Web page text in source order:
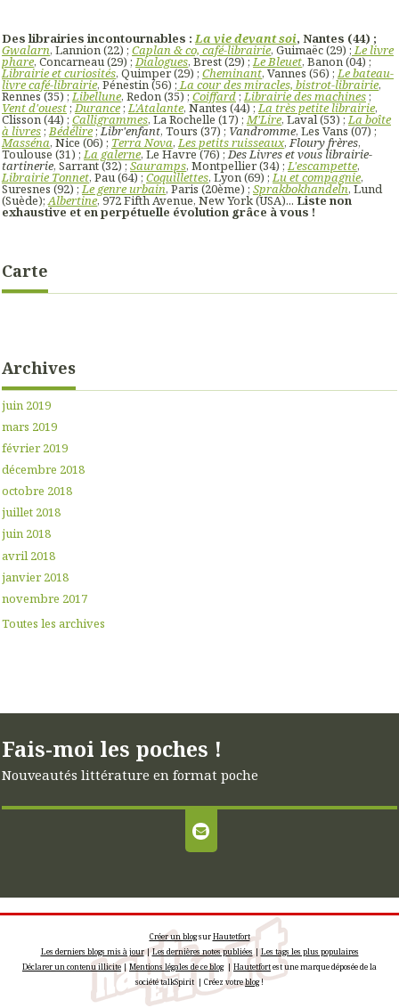
Des librairies incontournables :La vie devant soi, Nantes (44) ;
Gwalarn, Lannion (22) ; Caplan & co, café-librairie, Guimaëc (29) ;Le livre
phare, Concarneau (29) ;Dialogues, Brest (29) ;Le Bleuet, Banon (04) ;
Librairie et curiosités, Quimper (29) ; Cheminant, Vannes (56) ;Le bateau-
livre café-librairie, Pénestin (56) ;La cour des miracles, bistrot-librairie,
Rennes (35) ;Libellune, Redon (35) ;Coiffard;Librairie des machines;
Vent d'ouest;Durance;L'Atalante, Nantes (44) ;La très petite librairie,
Clisson (44) ;Calligrammes, La Rochelle (17) ;M'Lire, Laval (53) ;La boîte
à livres;Bédélire;Libr'enfant, Tours (37) ; Vandromme, Les Vans (07) ;
Masséna, Nice (06) ; Terra Nova,Les petits ruisseaux,Floury frères,
Toulouse (31) ;La galerne, Le Havre (76) ;Des Livres et vous librairie-
tartinerie, Sarrant (32) ;Sauramps, Montpellier (34) ;L'escampette,
Librairie Tonnet, Pau (64) ;Coquillettes, Lyon (69) ;Lu et compagnie,
Suresnes (92) ;Le genre urbain, Paris (20ème) ; Sprakbokhandeln, Lund
(Suède);Albertine, 972 Fifth Avenue, New York (USA)...Liste non
exhaustive et en perpétuelle évolution grâce à vous !
Carte
Archives
juin 2019
mars 2019
février 2019
décembre 2018
octobre 2018
juillet 2018
juin 2018
avril 2018
janvier 2018
novembre 2017
Toutes les archives
Fais-moi les poches !
Nouveautés littérature en format poche
Créer un blogsurHautetfort
Les derniers blogs mis à jour|Les dernières notes publiées |Les tags les plus populaires
Déclarer un contenu illicite|Mentions légales de ce blog| Hautetfortest une marque déposée de la
société talkSpirit | Créez votreblog!